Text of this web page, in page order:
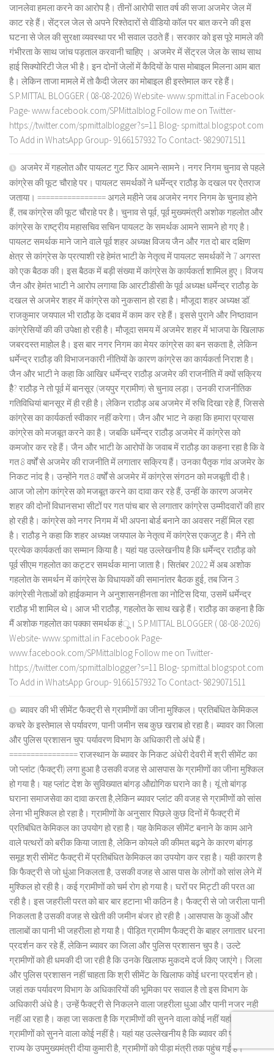
जानलेवा हमला करने का आरोप है। तीनों आरोपी सात वर्ष की सजा अजमेर जेल में
काट रहे हैं। सेंट्रल जेल से अपने रिश्तेदारों से वीडियो कॉल पर बात करने की इस
घटना से जेल की सुरक्षा व्यवस्था पर भी सवाल उठते हैं। सरकार को इस पूरे मामले की
गंभीरता के साथ जांच पड़ताल करवानी चाहिए । अजमेर में सेंट्रल जेल के साथ साथ
हाई सिक्योरिटी जेल भी है। इन दोनों जेलों में कैदियों के पास मोबाइल मिलना आम बात
है। लेकिन ताजा मामले में तो कैदी जेलर का मोबाइल ही इस्तेमाल कर रहे हैं।
S.P.MITTAL BLOGGER ( 08-08-2026) Website- www.spmittal.in Facebook
Page- www.facebook.com/SPMittalblog Follow me on Twitter-
https://twitter.com/spmittalblogger?s=11 Blog- spmittal.blogspot.com
To Add in WhatsApp Group- 9166157932 To Contact- 9829071511
अजमेर में गहलोत और पायलट गुट फिर आमने-सामने। नगर निगम चुनाव से पहले
कांग्रेस की फूट चौराहे पर। पायलट समर्थकों ने धर्मेन्द्र राठौड़ के दखल पर ऐतराज
जताया। ================ अगले महीने जब अजमेर नगर निगम के चुनाव होने
हैं, तब कांग्रेस की फूट चौराहे पर है। चुनाव से पूर्व, पूर्व मुख्यमंत्री अशोक गहलोत और
कांग्रेस के राष्ट्रीय महासचिव सचिन पायलट के समर्थक आमने सामने हो गए है।
पायलट समर्थक माने जाने वाले पूर्व शहर अध्यक्ष विजय जैन और गत दो बार दक्षिण
क्षेत्र से कांग्रेस के प्रत्याशी रहे हेमंत भाटी के नेतृत्व में पायलट समर्थकों ने 7 अगस्त
को एक बैठक की। इस बैठक में बड़ी संख्या में कांग्रेस के कार्यकर्ता शामिल हुए। विजय
जैन और हेमंत भाटी ने आरोप लगाया कि आरटीडीसी के पूर्व अध्यक्ष धर्मेन्द्र राठौड़ के
दखल से अजमेर शहर में कांग्रेस को नुकसान हो रहा है। मौजूदा शहर अध्यक्ष डॉ.
राजकुमार जयपाल भी राठौड़ के दबाव में काम कर रहे हैं। इससे पुराने और निष्ठावान
कांग्रेसियों की की उपेक्षा हो रही है। मौजूदा समय में अजमेर शहर में भाजपा के खिलाफ
जबरदस्त माहोल है। इस बार नगर निगम का मेयर कांग्रेस का बन सकता है, लेकिन
धर्मेन्द्र राठौड़ की विभाजनकारी नीतियों के कारण कांग्रेस का कार्यकर्ता निराश है।
जैन और भाटी ने कहा कि आखिर धर्मेन्द्र राठौड़ अजमेर की राजनीति में क्यों सक्रिय
हैै? राठौड़ ने तो पूर्व में बानसूर (जयपुर ग्रामीण) से चुनाव लड़ा। उनकी राजनीतिक
गतिविधियां बानसूर में ही रही है। लेकिन राठौड़ अब अजमेर में रुचि दिखा रहे हैं, जिससे
कांग्रेस का कार्यकर्ता स्वीकार नहीं करेगा। जैन और भाट ने कहा कि हमारा प्रयास
कांग्रेस को मजबूत करने का है। जबकि धर्मेन्द्र राठौड़ अजमेर में कांग्रेस को
कमजोर कर रहे हैं। जैन और भाटी के आरोपों के जवाब में राठौड़ का कहना रहा है कि वे
गत 8 वर्षों से अजमेर की राजनीति में लगातार सक्रिय हैं। उनका पैतृक गांव अजमेर के
निकट नांद है। उन्होंने गत 8 वर्षों से अजमेर में कांग्रेस संगठन को मजबूती दी है।
आज जो लोग कांग्रेस को मजबूत करने का दावा कर रहे हैं, उन्हीं के कारण अजमेर
शहर की दोनों विधानसभा सीटों पर गत पांच बार से लगातार कांग्रेस उम्मीदवारों की हार
हो रही है। कांग्रेस को नगर निगम में भी अपना बोर्ड बनाने का अवसर नहीं मिल रहा
है। राठौड़ ने कहा कि शहर अध्यक्ष जयपाल के नेतृत्व में कांग्रेस एकजुट है। मैंने तो
प्रत्येक कार्यकर्ता का सम्मान किया है। यहां यह उल्लेखनीय है कि धर्मेन्द्र राठौड़ को
पूर्व सीएम गहलोत का कट्टर समर्थक माना जाता है। सितंबर 2022 में अब अशोक
गहलोत के समर्थन में कांग्रेस के विधायकों की समानांतर बैठक हुई, तब जिन 3
कांग्रेसी नेताओं को हाईकमान ने अनुशासनहीनता का नोटिस दिया, उसमें धर्मेन्द्र
राठौड़ भी शामिल थे। आज भी राठौड़, गहलोत के साथ खड़े हैं। राठौड़ का कहना है कि
मैं अशोक गहलोत का पक्का समर्थक हंू। S.P.MITTAL BLOGGER ( 08-08-2026)
Website- www.spmittal.in Facebook Page-
www.facebook.com/SPMittalblog Follow me on Twitter-
https://twitter.com/spmittalblogger?s=11 Blog- spmittal.blogspot.com
To Add in WhatsApp Group- 9166157932 To Contact- 9829071511
ब्यावर की भी सीमेंट फैक्ट्री से ग्रामीणों का जीना मुश्किल। प्रतिबंधित केमिकल
कचरे के इस्तेमाल से पर्यावरण, पानी जमीन सब कुछ खराब हो रहा है। ब्यावर का जिला
और पुलिस प्रशासन चुप: पर्यावरण विभाग के अधिकारी तो अंधे हैं।
================ राजस्थान के ब्यावर के निकट अंधेरी देवरी में श्री सीमेंट का
जो प्लांट (फैक्ट्री) लगा हुआ है उसकी वजह से आसपास के ग्रामीणों का जीना मुश्किल
हो गया है। यह प्लांट देश के सुविख्यात बांगड़ औद्योगिक घराने का है। यूं तो बांगड़
घराना समाजसेवा का दावा करता है,लेकिन ब्यावर प्लांट की वजह से ग्रामीणों को सांस
लेना भी मुश्किल हो रहा है। ग्रामीणों के अनुसार पिछले कुछ दिनों में फैक्ट्री में
प्रतिबंधित केमिकल का उपयोग हो रहा है। यह केमिकल सीमेंट बनाने के काम आने
वाले पत्थरों को बरीक किया जाता है, लेकिन कोयले की कीमत बढ़ने के कारण बांगड़
समूह श्री सीमेंट फैक्ट्री में प्रतिबंधित केमिकल का उपयोग कर रहा है। यही कारण है
कि फैक्ट्री से जो धुंआ निकलता है, उसकी वजह से आस पास के लोगों को सांस लेने में
मुश्किल हो रही है। कई ग्रामीणों को चर्म रोग हो गया है। घरों पर मिट्टी की परत आ
रही है। इस जहरीली परत को बार बार हटाना भी कठिन है। फैक्ट्री से जो जरीला पानी
निकलता है उसकी वजह से खेती की जमीन बंजर हो रही है ।आसपास के कुओं और
तालाबों का पानी भी जहरीला हो गया है। पीड़ित ग्रामीण फैक्ट्री के बाहर लगातार धरना
प्रदर्शन कर रहे हैं, लेकिन ब्यावर का जिला और पुलिस प्रशासन चुप है। उल्टे
ग्रामीणों को ही धमकी दी जा रही है कि उनके खिलाफ मुकदमे दर्ज किए जाएंगे। जिला
और पुलिस प्रशासन नहीं चाहता कि श्री सीमेंट के खिलाफ कोई धरना प्रदर्शन हो।
जहां तक पर्यावरण विभाग के अधिकारियों की भूमिका पर सवाल है तो इस विभाग के
अधिकारी अंधे है। उन्हें फैक्ट्री से निकलने वाला जहरीला धुआ और पानी नजर नही
नहीं आ रहा है। कहा जा सकता है कि ग्रामीणों की सुनने वाला कोई नहीं यहां यह कि
ग्रामीणों को सुनने वाला कोई नहीं है। यहां यह उल्लेखनीय है कि ब्यावर की प्रभारी
राज्य के उपमुख्यमंत्री दीया कुमारी है, ग्रामीणों को पीड़ा मंत्री तक पहुंच गई है।